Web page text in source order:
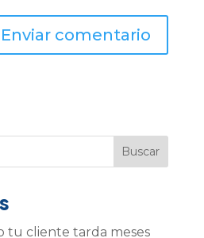
Buscar
tu cliente tarda meses